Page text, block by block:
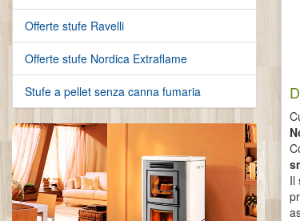
Offerte stufe Ravelli
Offerte stufe Nordica Extraflame
Stufe a pellet senza canna fumaria
Il